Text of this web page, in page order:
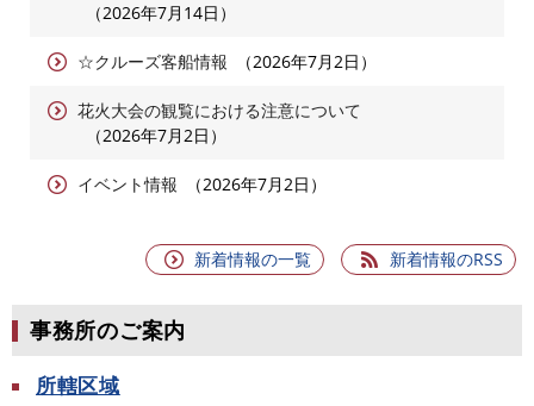
2026年7月14日
☆クルーズ客船情報 2026年7月2日
花火大会の観覧における注意について
2026年7月2日
イベント情報 2026年7月2日
新着情報の一覧 新着情報のRSS
事務所のご案内
所轄区域